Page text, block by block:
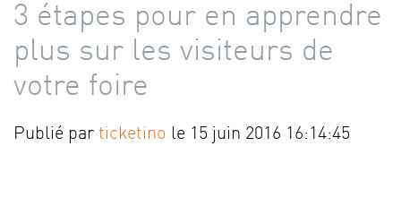
3 étapes pour en apprendre
plus sur les visiteurs de
votre foire
Publié par ticketino le 15 juin 2016 16:14:45